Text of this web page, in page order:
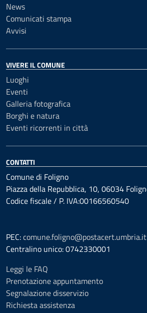
News
Comunicati stampa
Avvisi
VIVERE IL COMUNE
Luoghi
Eventi
Galleria fotografica
Borghi e natura
Eventi ricorrenti in città
CONTATTI
Comune di Foligno
Piazza della Repubblica, 10, 06034
Codice fiscale / P. IVA:00166560540
PEC:comune.foligno@postacert.umbria.it
Centralino unico: 0742330001
Leggi le FAQ
Prenotazione appuntamento
Segnalazione disservizio
Richiesta assistenza